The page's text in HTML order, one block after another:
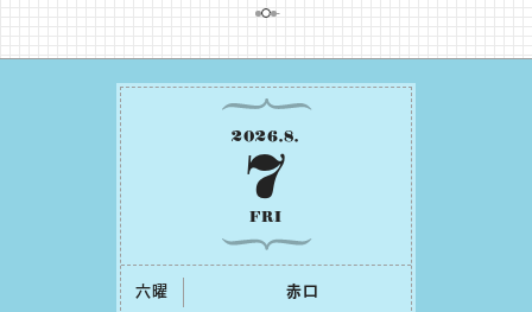
2026.8.
7
FRI
六曜 ⾚⼝